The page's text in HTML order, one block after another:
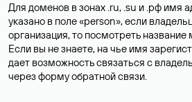
Для доменов в зонах .ru, .su и .рф имя
указано в поле «person», если
организация, то посмотреть
Если вы не знаете, на чье имя
дает возможность связаться с
через форму обратной связи.